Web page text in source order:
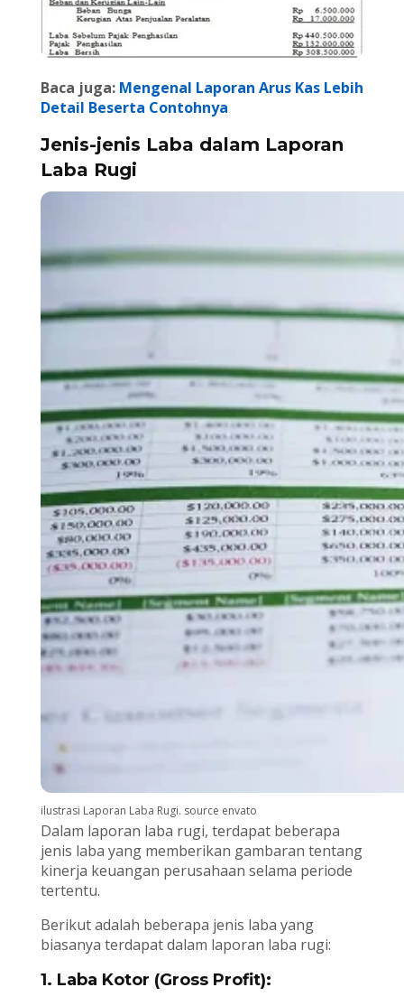
Baca juga: Mengenal Laporan Arus Kas Lebih
Detail Beserta Contohnya
Jenis-jenis Laba dalam Laporan
Laba Rugi
ilustrasi Laporan Laba Rugi. source envato
Dalam laporan laba rugi, terdapat beberapa
jenis laba yang memberikan gambaran tentang
kinerja keuangan perusahaan selama periode
tertentu.
Berikut adalah beberapa jenis laba yang
biasanya terdapat dalam laporan laba rugi:
1. Laba Kotor (Gross Profit):